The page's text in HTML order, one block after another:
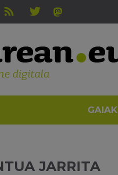
digitala
GAIAK
JARRITA